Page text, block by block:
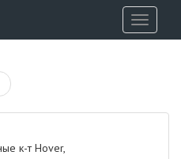
Toggle